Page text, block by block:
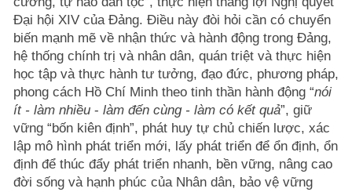
Đại hội XIV của Đảng. Điều này đòi hỏi cần có chuyển
biến mạnh mẽ về nhận thức và hành động trong Đảng,
hệ thống chính trị và nhân dân, quán triệt và thực hiện
học tập và thực hành tư tưởng, đạo đức, phương pháp,
phong cách Hồ Chí Minh theo tinh thần hành động “nói
ít - làm nhiều - làm đến cùng - làm có kết quả”, giữ
vững “bốn kiên định”, phát huy tự chủ chiến lược, xác
lập mô hình phát triển mới, lấy phát triển để ổn định, ổn
định để thúc đẩy phát triển nhanh, bền vững, nâng cao
đời sống và hạnh phúc của Nhân dân, bảo vệ vững